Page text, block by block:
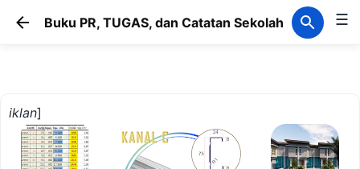
Langsung ke konten utama
Buku PR, TUGAS, dan Catatan Sekolah ☰
iklan]